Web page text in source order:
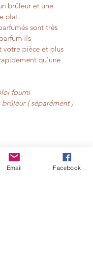
brûleur et une
plat.
sont très
ils
votre pièce et plus
qu'une
fourni
brûleur ( séparément )
similaires
Email Facebook